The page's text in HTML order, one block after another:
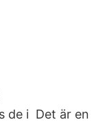
de i Det är en